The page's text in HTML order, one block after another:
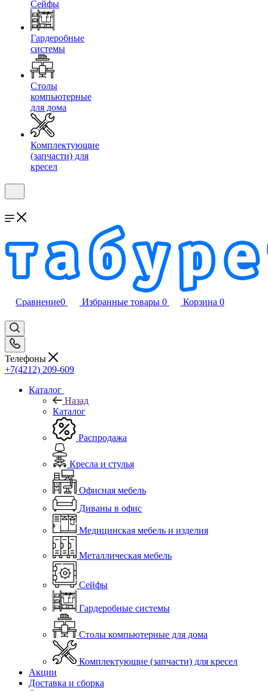
Сейфы
Гардеробные
системы
Столы
компьютерные
для дома
Комплектующие
(запчасти) для
кресел
Сравнение0 Избранные товары 0 Корзина 0
Телефоны
+7(4212) 209-609
Каталог
Назад
Каталог
Распродажа
Кресла и стулья
Офисная мебель
Диваны в офис
Медицинская мебель и изделия
Металлическая мебель
Сейфы
Гардеробные системы
Столы компьютерные для дома
Комплектующие (запчасти) для кресел
Акции
Доставка и сборка